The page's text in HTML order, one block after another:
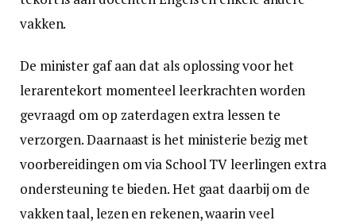
vakken.
De minister gaf aan dat als oplossing voor het
lerarentekort momenteel leerkrachten worden
gevraagd om op zaterdagen extra lessen te
verzorgen. Daarnaast is het ministerie bezig met
voorbereidingen om via School TV leerlingen extra
ondersteuning te bieden. Het gaat daarbij om de
vakken taal, lezen en rekenen, waarin veel